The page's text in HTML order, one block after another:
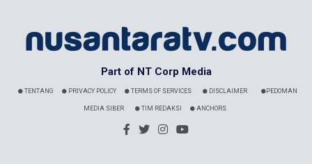
Part of NT Corp Media
TENTANG PRIVACY POLICY TERMS OF SERVICES DISCLAIMER PEDOMAN
MEDIA SIBER TIM REDAKSI ANCHORS